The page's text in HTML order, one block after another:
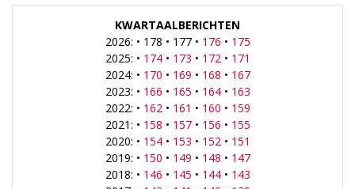
KWARTAALBERICHTEN
2026: • 178 • 177 • 176 • 175
2025: • 174• 173 • 172 • 171
2024: • 170 • 169 • 168 • 167
2023: • 166 • 165 • 164• 163
2022: • 162 • 161 • 160 • 159
2021: • 158 • 157• 156 • 155
2020: • 154• 153 • 152 • 151
2019: • 150 • 149 • 148 • 147
2018: • 146 • 145 • 144• 143